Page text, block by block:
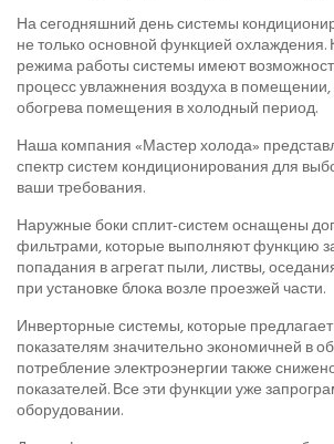
На сегодняшний день системы
не только основной функцией охлаждения.
режима работы системы имеют
процесс увлажнения воздуха в
обогрева помещения в холодный период.
Наша компания «Мастер холода»
спектр систем кондиционирования для
ваши требования.
Наружные боки сплит-систем оснащены
фильтрами, которые выполняют функцию
попадания в агрегат пыли, листвы,
при установке блока возле проезжей части.
Инверторные системы, которые
показателям значительно экономичней в
потребление электроэнергии также
показателей. Все эти функции уже
оборудовании.